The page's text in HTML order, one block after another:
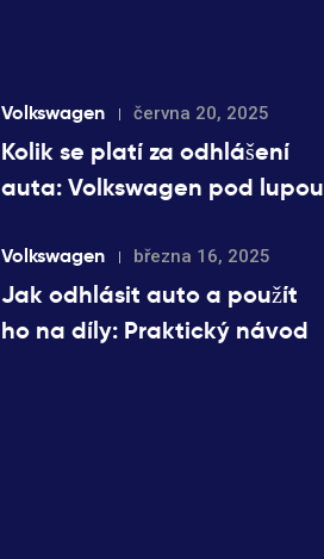
Volkswagen června 20, 2025
Kolik se platí za odhlášení
auta: Volkswagen pod lupou
Volkswagen března 16, 2025
Jak odhlásit auto a použít
ho na díly: Praktický návod